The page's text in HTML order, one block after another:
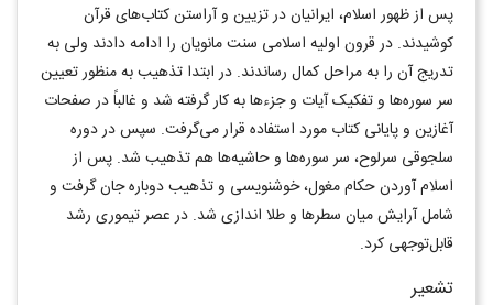
پس از ظهور اسلام، ايرانيان در تزيين و آراستن کتاب‌های قرآن
کوشيدند. در قرون اوليه اسلامی سنت مانويان را ادامه دادند ولی به
تدريج آن را به مراحل کمال رساندند. در ابتدا تذهيب به منظور تعيين
سر سوره‌ها و تفکيک آيات و جزءها به کار گرفته شد و غالباً در صفحات
آغازین و پایانی کتاب مورد استفاده قرار می‌گرفت. سپس در دوره
سلجوقی سرلوح، سر سوره‌ها و حاشيه‌ها هم تذهيب شد. پس از
اسلام آوردن حکام مغول، خوشنويسی و تذهيب دوباره جان گرفت و
شامل آرايش ميان سطرها و طلا اندازی شد. در عصر تيموری رشد
قابل‌توجهی کرد.
تشعير